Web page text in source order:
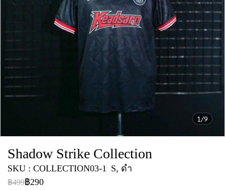
1/9
Shadow Strike Collection
SKU : COLLECTION03-1 S, ดำ
฿499฿290